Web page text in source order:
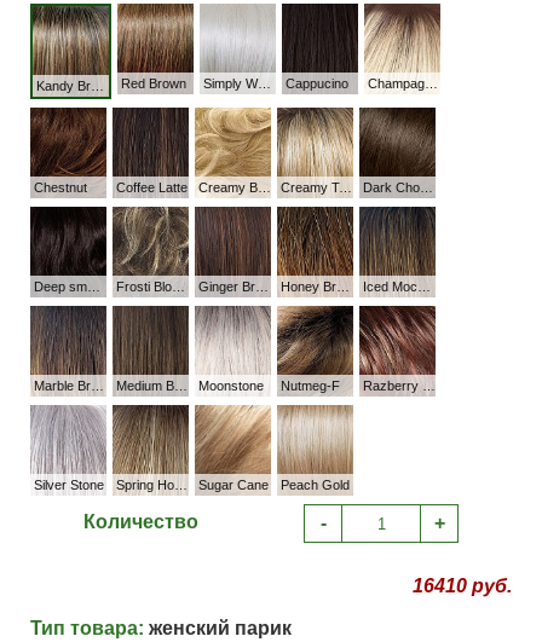
Red Brown Simply White Cappucino
Chestnut Coffee Latte Creamy Toffee-R
Moonstone Nutmeg-F Razberry Ice-R
Silver Stone Sugar Cane Peach Gold
Количество - +
16410 руб.
Тип товара: женский парик